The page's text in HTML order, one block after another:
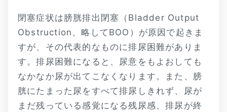
閉塞症状は膀胱排出閉塞（Bladder Output
Obstruction、略してBOO）が原因で起きま
すが、その代表的なものに排尿困難がありま
す。排尿困難になると、尿意をもよおしても
なかなか尿が出てこなくなります。また、膀
胱にたまった尿をすべて排尿しきれず、尿が
まだ残っている感覚になる残尿感、排尿が終